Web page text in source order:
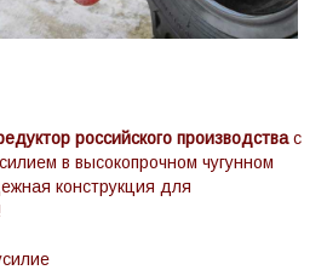
российского производствас
в высокопрочном чугунном
конструкция для